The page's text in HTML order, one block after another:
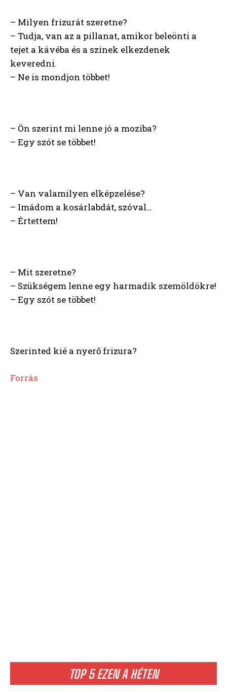
TOP 5 EZEN A HÉTEN
– Milyen frizurát szeretne?
– Tudja, van az a pillanat, amikor beleönti a
tejet a kávéba és a színek elkezdenek
keveredni.
– Ne is mondjon többet!
– Ön szerint mi lenne jó a moziba?
– Egy szót se többet!
– Van valamilyen elképzelése?
– Imádom a kosárlabdát, szóval…
– Értettem!
– Mit szeretne?
– Szükségem lenne egy harmadik szemöldökre!
– Egy szót se többet!
Szerinted kié a nyerő frizura?
Forrás